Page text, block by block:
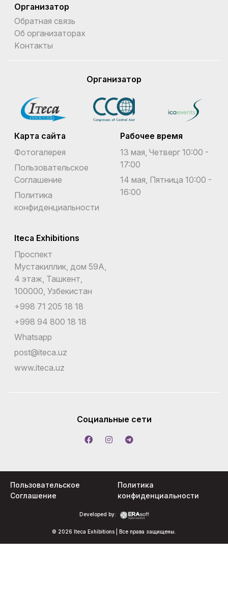
Организатор
Обратная связь
Об организаторах
Kонтакты
Организатор
Карта сайта
Фотогалерея
Пользовательское
Соглашение
Политика
конфиденциальности
Рабочее время
13 мая, Четверг 10:00 -
17:00
14 мая, Пятница 10:00 -
16:00
Iteca Exhibitions
Проспект
Мустакиллик, дом 59А,
4 этаж, Ташкент,
100000, Узбекистан
+998 71 205 18 18
+998 94 800 18 18
Whatsapp
post@iteca.uz
www.iteca.uz
Социальные сети
© 2026 Iteca Exhibitions | Все права защищены.
Developed by:
Пользовательское
Соглашение
Политика
конфиденциальности